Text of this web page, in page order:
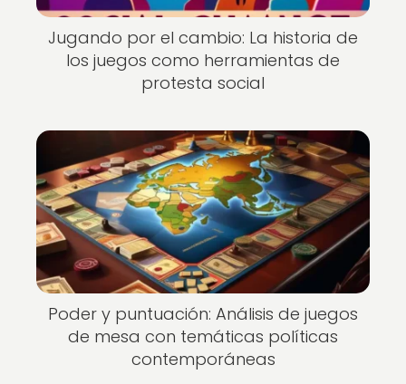
Jugando por el cambio: La historia de
los juegos como herramientas de
protesta social
Poder y puntuación: Análisis de juegos
de mesa con temáticas políticas
contemporáneas